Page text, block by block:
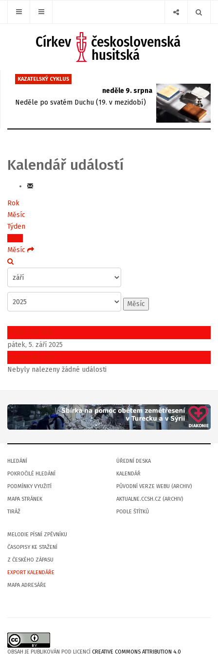
KAZATELSKÝ CYKLUS
neděle 9. srpna
Neděle po svatém Duchu (19. v mezidobí)
Kalendář událostí
Rok
Měsíc
Týden
Dnes
Měsíc
Měsíc
Předchozí den
pátek, 5. září 2025
Následující den
Nebyly nalezeny žádné události
HLEDÁNÍ
POKROČILÉ HLEDÁNÍ
PODMÍNKY VYUŽITÍ
MAPA STRÁNEK
TIRÁŽ
ÚŘEDNÍ DESKA
KALENDÁŘ
PŮVODNÍ VERZE WEBU (ARCHIV)
AKTUALNE.CCSH.CZ (ARCHIV)
PODLE ŠTÍTKŮ
MELODIE PÍSNÍ ZPĚVNÍKU
ČASOPISY KE STAŽENÍ
Z ČESKÉHO ZÁPASU
EXPORT KALENDÁŘE
MAPA ADRESÁŘE
OBSAH JE PUBLIKOVÁN POD LICENCÍ CREATIVE COMMONS ATTRIBUTION 4.0